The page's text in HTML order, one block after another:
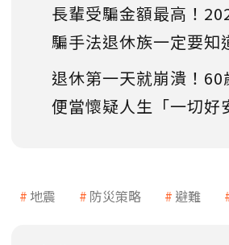
長輩受騙金額最高！
騙手法退休族一定要知
退休第一天就崩潰！60
便當懷疑人生「一切好
地震 防災策略 避難